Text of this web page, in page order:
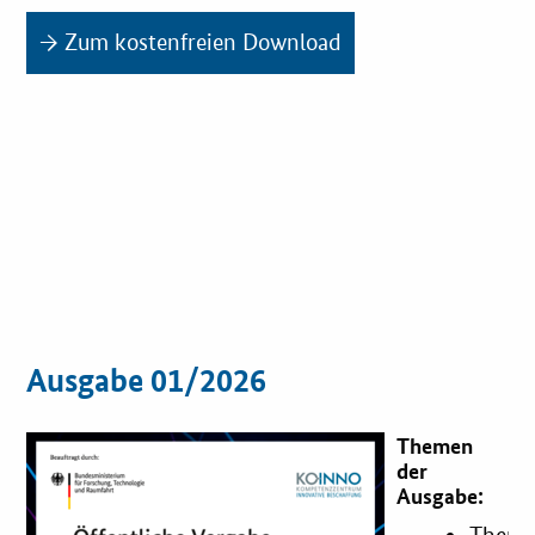
Zertifizierung
Downloads
→ Zum kostenfreien Download
Ausgabe 01/2026
Themen
der
Ausgabe: